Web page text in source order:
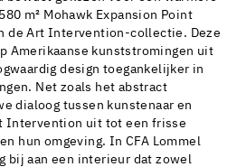
m² Mohawk Expansion Point
de Art Intervention-collectie. Deze
Amerikaanse kunststromingen uit
design toegankelijker in
Net zoals het abstract
dialoog tussen kunstenaar en
Intervention uit tot een frisse
hun omgeving. In CFA Lommel
bij aan een interieur dat zowel